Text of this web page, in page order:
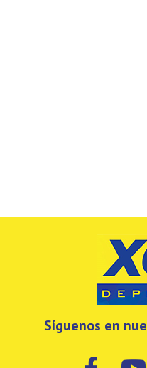
Síguenos en